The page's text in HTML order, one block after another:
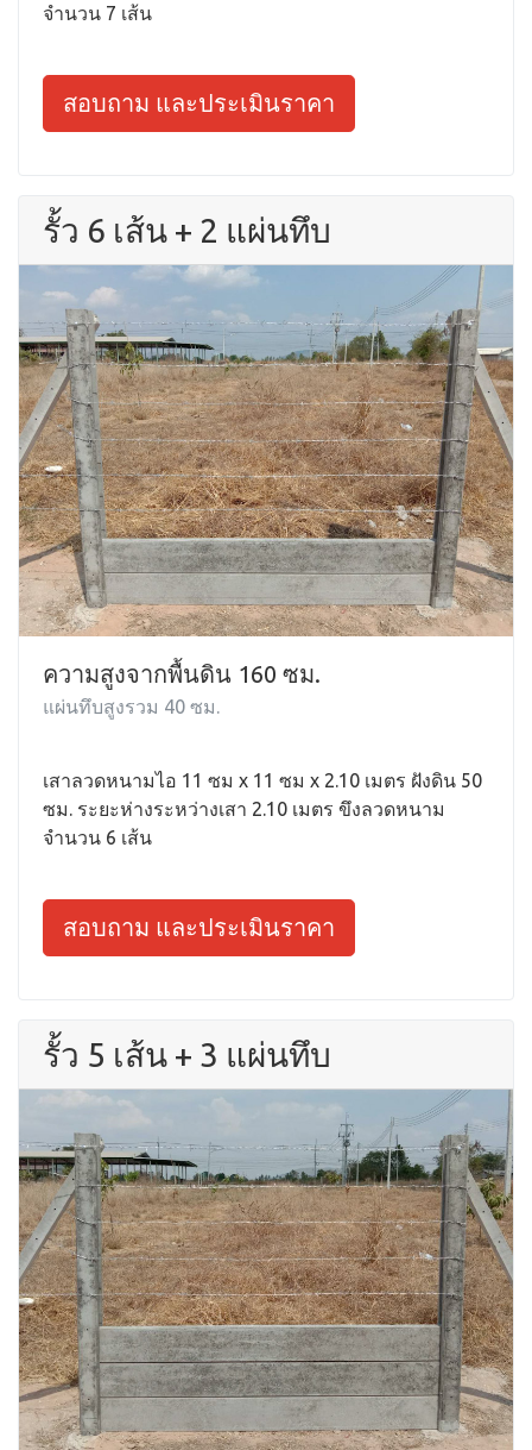
จำนวน 7 เส้น
สอบถาม และประเมินราคา
รั้ว 6 เส้น + 2 แผ่นทึบ
ความสูงจากพื้นดิน 160 ซม.
แผ่นทึบสูงรวม 40 ซม.
เสาลวดหนามไอ 11 ซม x 11 ซม x 2.10 เมตร ฝังดิน 50
ซม. ระยะห่างระหว่างเสา 2.10 เมตร ขึงลวดหนาม
จำนวน 6 เส้น
สอบถาม และประเมินราคา
รั้ว 5 เส้น + 3 แผ่นทึบ